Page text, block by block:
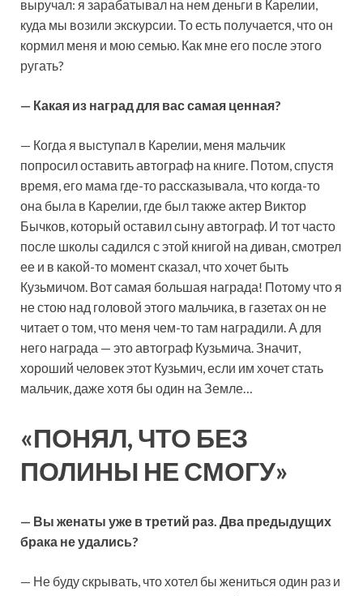
выручал: я зарабатывал на нем деньги в Карелии,
куда мы возили экскурсии. То есть получается, что он
кормил меня и мою семью. Как мне его после этого
ругать?
— Какая из наград для вас самая ценная?
— Когда я выступал в Карелии, меня мальчик
попросил оставить автограф на книге. Потом, спустя
время, его мама где-то рассказывала, что когда-то
она была в Карелии, где был также актер Виктор
Бычков, который оставил сыну автограф. И тот часто
после школы садился с этой книгой на диван, смотрел
ее и в какой-то момент сказал, что хочет быть
Кузьмичом. Вот самая большая награда! Потому что я
не стою над головой этого мальчика, в газетах он не
читает о том, что меня чем-то там наградили. А для
него награда — это автограф Кузьмича. Значит,
хороший человек этот Кузьмич, если им хочет стать
мальчик, даже хотя бы один на Земле…
«ПОНЯЛ, ЧТО БЕЗ
ПОЛИНЫ НЕ СМОГУ»
— Вы женаты уже в третий раз. Два предыдущих
брака не удались?
— Не буду скрывать, что хотел бы жениться один раз и